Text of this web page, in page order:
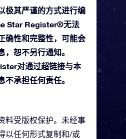
极其严谨的方式进行编
Star Register®无法
确性和完整性，可能会
，恕不另行通知。
对通过超链接与本
不承担任何责任。
料受版权保护。未经事
以任何形式复制和/或